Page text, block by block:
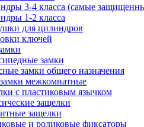
3-4 класса (самые
1-2 класса
для цилиндров
ключей
замки
замки общего назначения
межкомнатные
с пластиковым язычком
защелки
защелки
и роликовые фиксаторы